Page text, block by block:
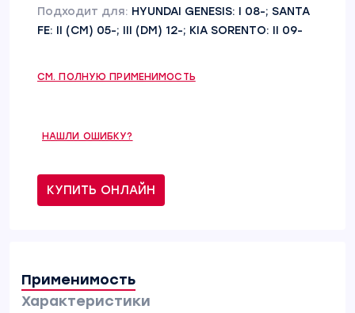
Подходит для: HYUNDAI GENESIS: I 08-; SANTA
FE: II (CM) 05-; III (DM) 12-; KIA SORENTO: II 09-
СМ. ПОЛНУЮ ПРИМЕНИМОСТЬ
НАШЛИ ОШИБКУ?
КУПИТЬ ОНЛАЙН
Применимость
Характеристики